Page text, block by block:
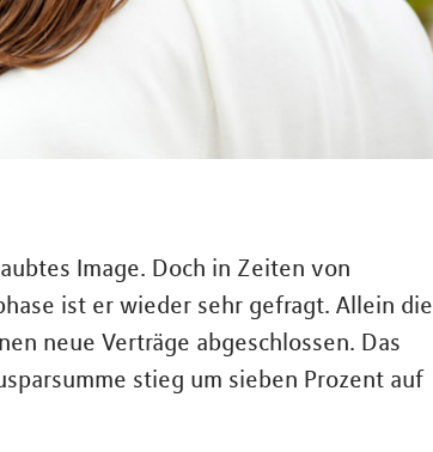
Image. Doch in Zeiten von
ist er wieder sehr gefragt. Allein die
neue Verträge abgeschlossen. Das
stieg um sieben Prozent auf